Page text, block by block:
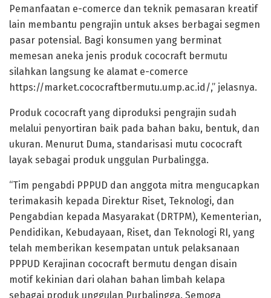
Pemanfaatan e-comerce dan teknik pemasaran kreatif
lain membantu pengrajin untuk akses berbagai segmen
pasar potensial. Bagi konsumen yang berminat
memesan aneka jenis produk cococraft bermutu
silahkan langsung ke alamat e-comerce
https://market.cococraftbermutu.ump.ac.id/,” jelasnya.
Produk cococraft yang diproduksi pengrajin sudah
melalui penyortiran baik pada bahan baku, bentuk, dan
ukuran. Menurut Duma, standarisasi mutu cococraft
layak sebagai produk unggulan Purbalingga.
“Tim pengabdi PPPUD dan anggota mitra mengucapkan
terimakasih kepada Direktur Riset, Teknologi, dan
Pengabdian kepada Masyarakat (DRTPM), Kementerian,
Pendidikan, Kebudayaan, Riset, dan Teknologi RI, yang
telah memberikan kesempatan untuk pelaksanaan
PPPUD Kerajinan cococraft bermutu dengan disain
motif kekinian dari olahan bahan limbah kelapa
sebagai produk unggulan Purbalingga. Semoga